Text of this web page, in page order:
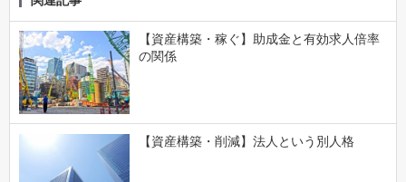
【資産構築・稼ぐ】助成金と有効求人倍率
の関係
【資産構築・削減】法人という別人格